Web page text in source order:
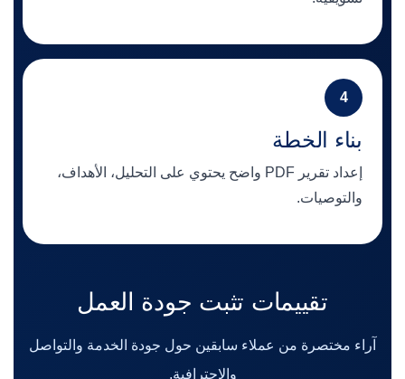
4
بناء الخطة
إعداد تقرير PDF واضح يحتوي على التحليل، الأهداف،
والتوصيات.
تقييمات تثبت جودة العمل
آراء مختصرة من عملاء سابقين حول جودة الخدمة والتواصل
والاحترافية.